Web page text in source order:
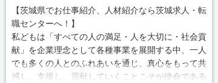
【茨城県でお仕事紹介、人材紹介なら茨城求人・転
職センターへ！】
私どもは「すべての人の満足・人を大切に・社会貢
献」を企業理念として各種事業を展開する中、一人
でも多くの人とのふれあいを通じ、真心をもって共
感し、支援し、貢献していくことこそが使命である